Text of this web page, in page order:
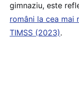
gimnaziu, este
români la cea mai
TIMSS (2023).